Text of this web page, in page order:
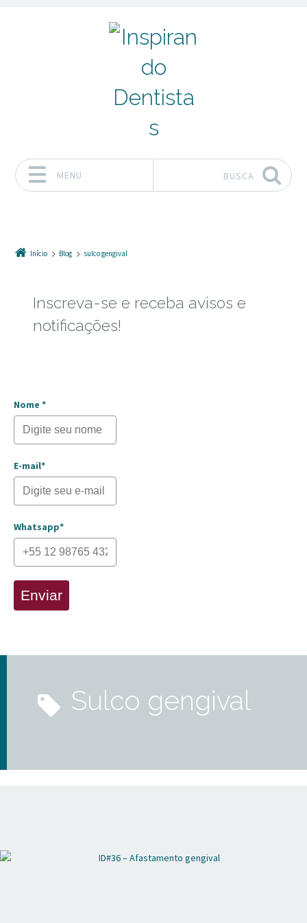
MENU BUSCA
Início Blog sulco gengival
Inscreva-se e receba avisos e
notificações!
Nome *
E-mail*
Whatsapp*
Enviar
sulco gengival